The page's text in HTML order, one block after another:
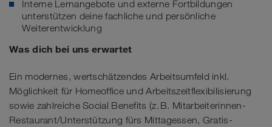
Interne Lernangebote und externe Fortbildungen
unterstützen deine fachliche und persönliche
Weiterentwicklung
Was dich bei uns erwartet
Ein modernes, wertschätzendes Arbeitsumfeld inkl.
Möglichkeit für Homeoffice und Arbeitszeitflexibilisierung
sowie zahlreiche Social Benefits (z. B. Mitarbeiterinnen-
Restaurant/Unterstützung fürs Mittagessen, Gratis-